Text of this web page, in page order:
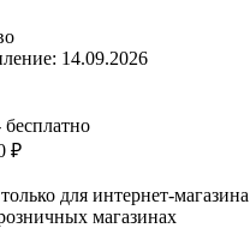
14.09.2026
₽
для интернет-
магазинах